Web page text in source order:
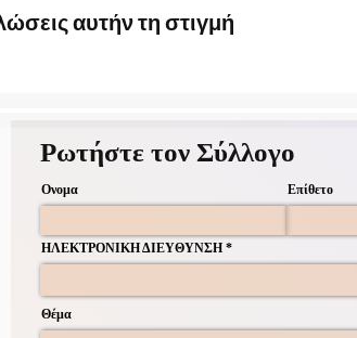
αυτήν τη στιγμή
Ρωτήστε τον Σύλλογο
Ονομα Επίθετο
ΗΛΕΚΤΡΟΝΙΚΗ ΔΙΕΥΘΥΝΣΗ
Θέμα